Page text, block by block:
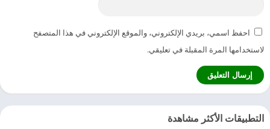
احفظ اسمي، بريدي الإلكتروني، والموقع الإلكتروني في هذا المتصفح
لاستخدامها المرة المقبلة في تعليقي.
التطبيقات الأكثر مشاهدة